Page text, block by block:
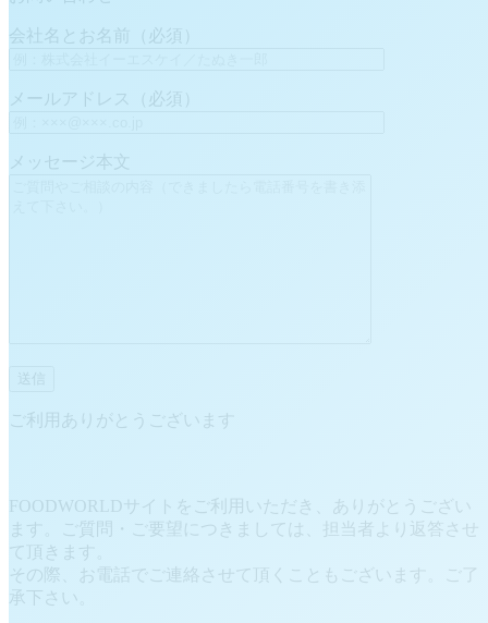
会社名とお名前（必須）
メールアドレス（必須）
メッセージ本文
ご利用ありがとうございます
FOODWORLDサイトをご利用いただき、ありがとうござい
ます。ご質問・ご要望につきましては、担当者より返答させ
て頂きます。
その際、お電話でご連絡させて頂くこともございます。ご了
承下さい。